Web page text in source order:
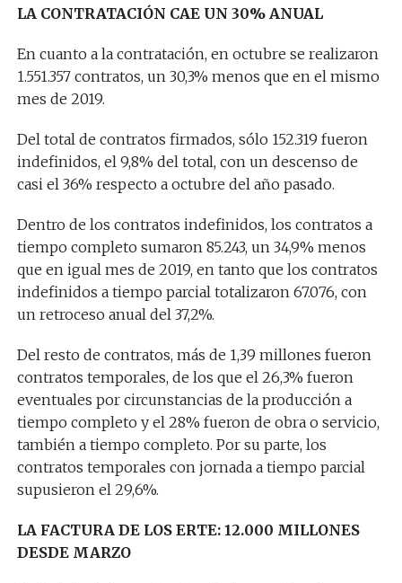
LA CONTRATACIÓN CAE UN 30% ANUAL
En cuanto a la contratación, en octubre se realizaron
1.551.357 contratos, un 30,3% menos que en el mismo
mes de 2019.
Del total de contratos firmados, sólo 152.319 fueron
indefinidos, el 9,8% del total, con un descenso de
casi el 36% respecto a octubre del año pasado.
Dentro de los contratos indefinidos, los contratos a
tiempo completo sumaron 85.243, un 34,9% menos
que en igual mes de 2019, en tanto que los contratos
indefinidos a tiempo parcial totalizaron 67.076, con
un retroceso anual del 37,2%.
Del resto de contratos, más de 1,39 millones fueron
contratos temporales, de los que el 26,3% fueron
eventuales por circunstancias de la producción a
tiempo completo y el 28% fueron de obra o servicio,
también a tiempo completo. Por su parte, los
contratos temporales con jornada a tiempo parcial
supusieron el 29,6%.
LA FACTURA DE LOS ERTE: 12.000 MILLONES
DESDE MARZO